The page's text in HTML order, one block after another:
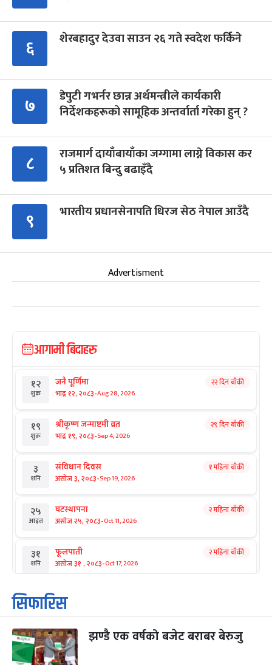
६ शेरबहादुर देउवा साउन २६ गते स्वदेश फर्किने
७
डेपुटी गभर्नर छान्न अर्थमन्त्रीले कार्यकारी
निर्देशकहरूको सामूहिक अन्तर्वार्ता गरेका हुन् ?
८
राजमार्ग दायाँबायाँका जग्गामा लाग्ने विकास कर
५ प्रतिशत बिन्दु बढाइँदै
९ भारतीय प्रधानसेनापति धिरज सेठ नेपाल आउँदै
Advertisment
आगामी बिदाहरु
१२
शुक्र
जनै पूर्णिमा
भाद्र १२, २०८३-Aug 28, 2026
२२ दिन बाँकी
१९
शुक्र
श्रीकृष्ण जन्माष्टमी व्रत
भाद्र १९, २०८३-Sep 4, 2026
२९ दिन बाँकी
३
शनि
संविधान दिवस
असोज ३, २०८३-Sep 19, 2026
१ महिना बाँकी
२५
आइत
घटस्थापना
असोज २५, २०८३-Oct 11, 2026
२ महिना बाँकी
३१
शनि
फूलपाती
असोज ३१ , २०८३-Oct 17, 2026
२ महिना बाँकी
१
आइत
कार्तिक सङ्क्रान्ति
कार्तिक १, २०८३
३
मंगल
महानवमी
कार्तिक ३, २०८३
२ महिना बाँकी
सिफारिस
झण्डै एक वर्षको बजेट बराबर बेरुजु